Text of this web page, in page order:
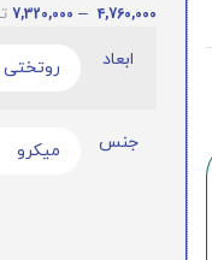
4,760,000
–
7,320,000
ابعاد
جنس